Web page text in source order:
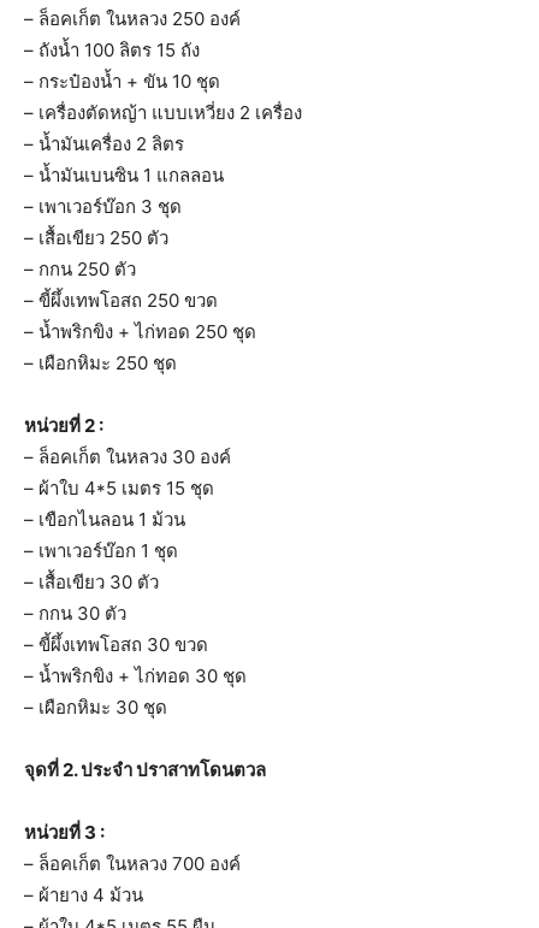
– ล็อคเก็ต ในหลวง 250 องค์
– ถังน้ำ 100 ลิตร 15 ถัง
– กระป๋องน้ำ + ขัน 10 ชุด
– เครื่องตัดหญ้า แบบเหวี่ยง 2 เครื่อง
– น้ำมันเครื่อง 2 ลิตร
– น้ำมันเบนซิน 1 แกลลอน
– เพาเวอร์บ๊อก 3 ชุด
– เสื้อเขียว 250 ตัว
– กกน 250 ตัว
– ขี้ผึ้งเทพโอสถ 250 ขวด
– น้ำพริกขิง + ไก่ทอด 250 ชุด
– เผือกหิมะ 250 ชุด
หน่วยที่ 2 :
– ล็อคเก็ต ในหลวง 30 องค์
– ผ้าใบ 4*5 เมตร 15 ชุด
– เขือกไนลอน 1 ม้วน
– เพาเวอร์บ๊อก 1 ชุด
– เสื้อเขียว 30 ตัว
– กกน 30 ตัว
– ขี้ผึ้งเทพโอสถ 30 ขวด
– น้ำพริกขิง + ไก่ทอด 30 ชุด
– เผือกหิมะ 30 ชุด
จุดที่ 2. ประจำ ปราสาทโดนตวล
หน่วยที่ 3 :
– ล็อคเก็ต ในหลวง 700 องค์
– ผ้ายาง 4 ม้วน